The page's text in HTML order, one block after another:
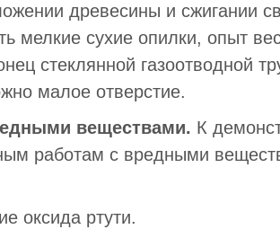
древесины и сжигании
мелкие сухие опилки, опыт
стеклянной газоот­водной
малое отвер­стие.
веществами. К
работам с вредными
оксида ртути.